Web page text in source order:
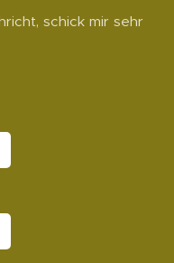
schick mir sehr